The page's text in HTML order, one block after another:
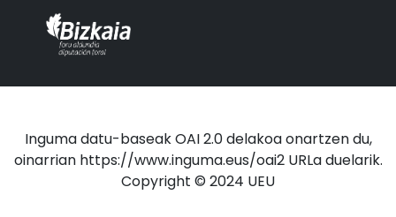
Inguma datu-baseak OAI 2.0 delakoa onartzen du,
oinarrian https://www.inguma.eus/oai2 URLa duelarik.
Copyright © 2024 UEU